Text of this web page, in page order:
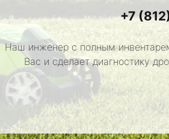
+7
Наш инженер с полным
Вас и сделает диагностику